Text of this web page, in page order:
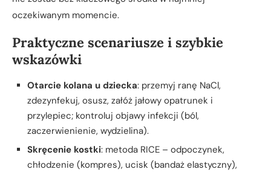
oczekiwanym momencie.
Praktyczne scenariusze i szybkie
wskazówki
Otarcie kolana u dziecka: przemyj ranę NaCl,
zdezynfekuj, osusz, załóż jałowy opatrunek i
przylepiec; kontroluj objawy infekcji (ból,
zaczerwienienie, wydzielina).
Skręcenie kostki: metoda RICE – odpoczynek,
chłodzenie (kompres), ucisk (bandaż elastyczny),